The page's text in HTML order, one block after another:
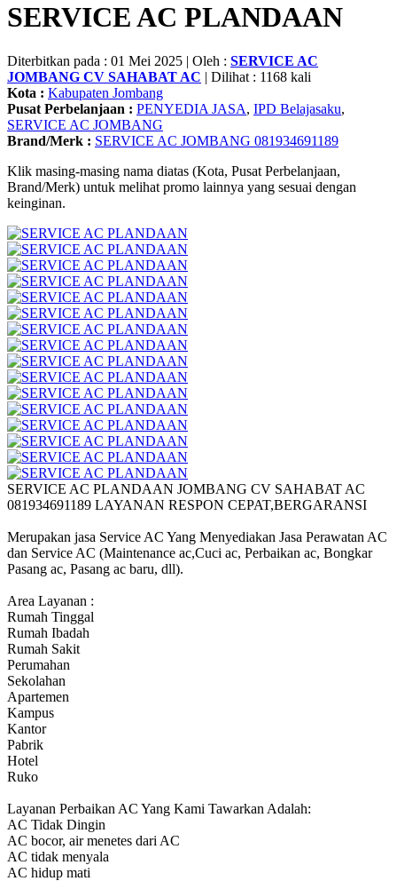
SERVICE AC PLANDAAN
Diterbitkan pada : 01 Mei 2025 | Oleh : SERVICE AC
JOMBANG CV SAHABAT AC | Dilihat : 1168 kali
Kota : Kabupaten Jombang
Pusat Perbelanjaan : PENYEDIA JASA, IPD Belajasaku,
SERVICE AC JOMBANG
Brand/Merk : SERVICE AC JOMBANG 081934691189
Klik masing-masing nama diatas (Kota, Pusat Perbelanjaan,
Brand/Merk) untuk melihat promo lainnya yang sesuai dengan
keinginan.
SERVICE AC PLANDAAN JOMBANG CV SAHABAT AC
081934691189 LAYANAN RESPON CEPAT,BERGARANSI
Merupakan jasa Service AC Yang Menyediakan Jasa Perawatan AC
dan Service AC (Maintenance ac,Cuci ac, Perbaikan ac, Bongkar
Pasang ac, Pasang ac baru, dll).
Area Layanan :
Rumah Tinggal
Rumah Ibadah
Rumah Sakit
Perumahan
Sekolahan
Apartemen
Kampus
Kantor
Pabrik
Hotel
Ruko
Layanan Perbaikan AC Yang Kami Tawarkan Adalah:
AC Tidak Dingin
AC bocor, air menetes dari AC
AC tidak menyala
AC hidup mati